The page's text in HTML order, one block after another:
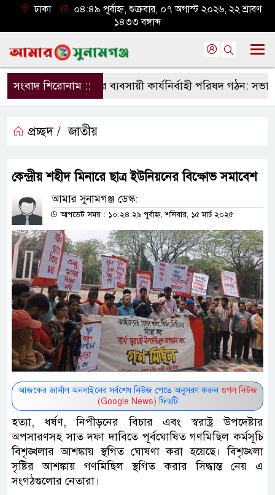
ঢাকা
০৪:৪৯ পূর্বাহ্ন, শুক্রবার, ০৭ অগাস্ট ২০২৬, ২২ শ্রাবণ
১৪৩৩ বঙ্গাব্দ
সংবাদ শিরোনাম ::
হাসনাবাদ বাজার ব্যবসায়ী কার্যনির্বাহী পরিষদ গঠন:
প্রচ্ছদ / জাতীয়
কেন্দ্রীয় শহীদ মিনারে ছাত্র ইউনিয়নের বিক্ষোভ সমাবেশ
আমার সুনামগঞ্জ ডেস্ক:
আপডেট সময় : ১০:২৪:২৯ পূর্বাহ্ন, শনিবার, ১৫ মার্চ ২০২৫
আজকের জার্নাল অনলাইনের সর্বশেষ নিউজ পেতে অনুসরণ করুন গুগল নিউজ
(Google News) ফিডটি
হত্যা, ধর্ষণ, নিপীড়নের বিচার এবং স্বরাষ্ট্র উপদেষ্টার
অপসারণসহ সাত দফা দাবিতে পূর্বঘোষিত গণমিছিল কর্মসূচি
বিশৃঙ্খলার আশঙ্কায় স্থগিত ঘোষণা করা হয়েছে। বিশৃঙ্খলা
সৃষ্টির আশঙ্কায় গণমিছিল স্থগিত করার সিদ্ধান্ত নেয় এ
সংগঠগুলোর নেতারা।